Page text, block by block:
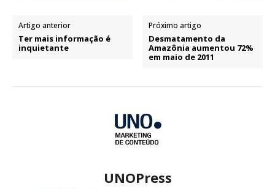
Artigo anterior
Ter mais informação é
inquietante
Próximo artigo
Desmatamento da
Amazônia aumentou 72%
em maio de 2011
UNOPress